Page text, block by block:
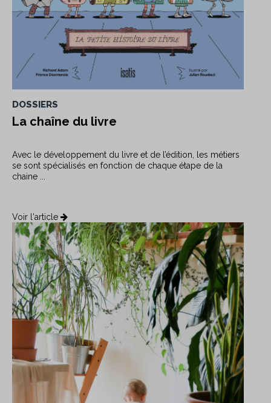
DOSSIERS
La chaîne du livre
Avec le développement du livre et de l’édition, les métiers
se sont spécialisés en fonction de chaque étape de la
chaine ...
Voir l'article